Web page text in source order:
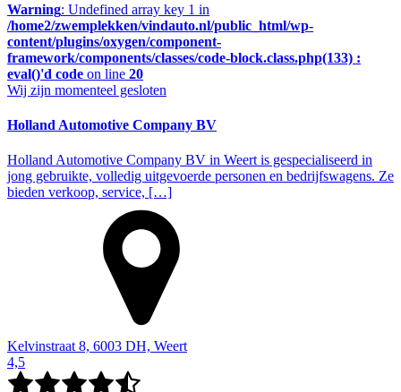
Warning: Undefined array key 1 in
/home2/zwemplekken/vindauto.nl/public_html/wp-
content/plugins/oxygen/component-
framework/components/classes/code-block.class.php(133) :
eval()'d code on line 20
Wij zijn momenteel gesloten
Holland Automotive Company BV
Holland Automotive Company BV in Weert is gespecialiseerd in
jong gebruikte, volledig uitgevoerde personen en bedrijfswagens. Ze
bieden verkoop, service, […]
Kelvinstraat 8, 6003 DH, Weert
4,5